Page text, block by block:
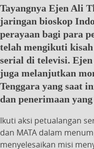
Tayangnya Ejen Ali
jaringan bioskop
perayaan bagi para
telah mengikuti
serial di televisi.
juga melanjutkan
Tenggara yang saat
dan penerimaan
Ikuti aksi petualangan
dan MATA dalam
menyelesaikan misi